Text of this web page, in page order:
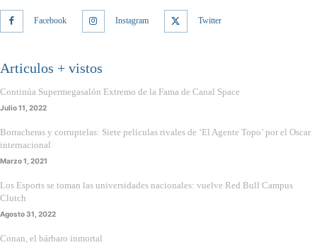
Facebook Instagram Twitter
Articulos + vistos
Continúa Supermegasalón Extremo de la Fama de Canal Space
Julio 11, 2022
Borracheras y corruptelas: Siete películas rivales de ‘El Agente Topo’ por el Oscar
internacional
Marzo 1, 2021
Los Esports se toman las universidades nacionales: vuelve Red Bull Campus
Clutch
Agosto 31, 2022
Conan, el bárbaro inmortal